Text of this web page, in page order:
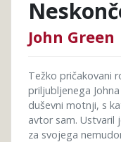
John Green
Težko pričakovani
priljubljenega
duševni motnji, s
avtor sam. Ustvaril
za svojega